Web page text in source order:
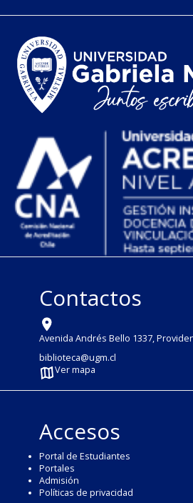
Contactos
Avenida Andrés Bello 1337,
biblioteca@ugm.cl
Ver mapa
Accesos
Portal de Estudiantes
Portales
Admisión
Políticas de privacidad